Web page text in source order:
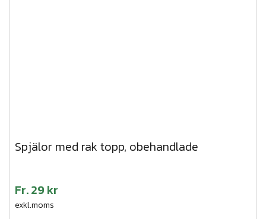
Spjälor med rak topp, obehandlade
Fr.29 kr
exkl.moms